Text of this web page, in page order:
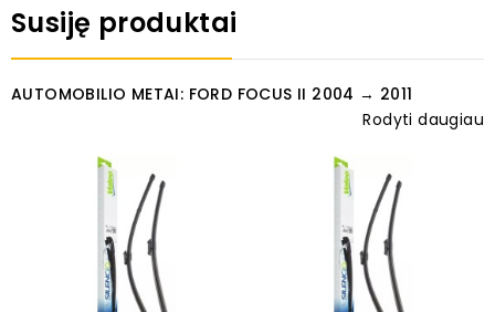
Susiję produktai
AUTOMOBILIO METAI: FORD FOCUS II 2004 → 2011
Rodyti daugiau